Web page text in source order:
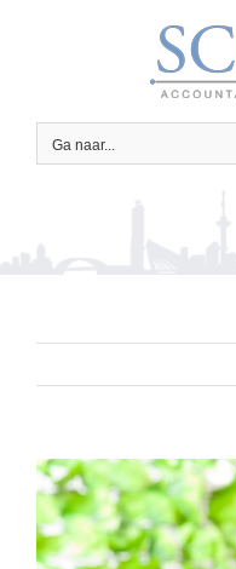
Ga naar...
Bekijk
grotere
afbeelding